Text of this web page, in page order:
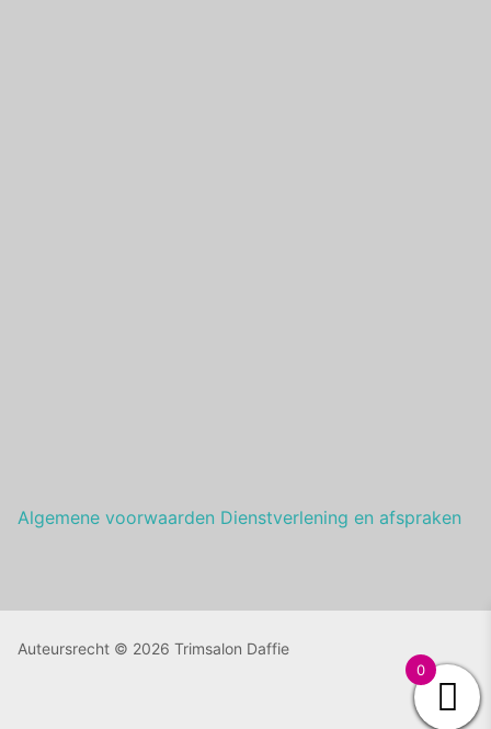
Algemene voorwaarden Dienstverlening en afspraken
Auteursrecht © 2026 Trimsalon Daffie
0